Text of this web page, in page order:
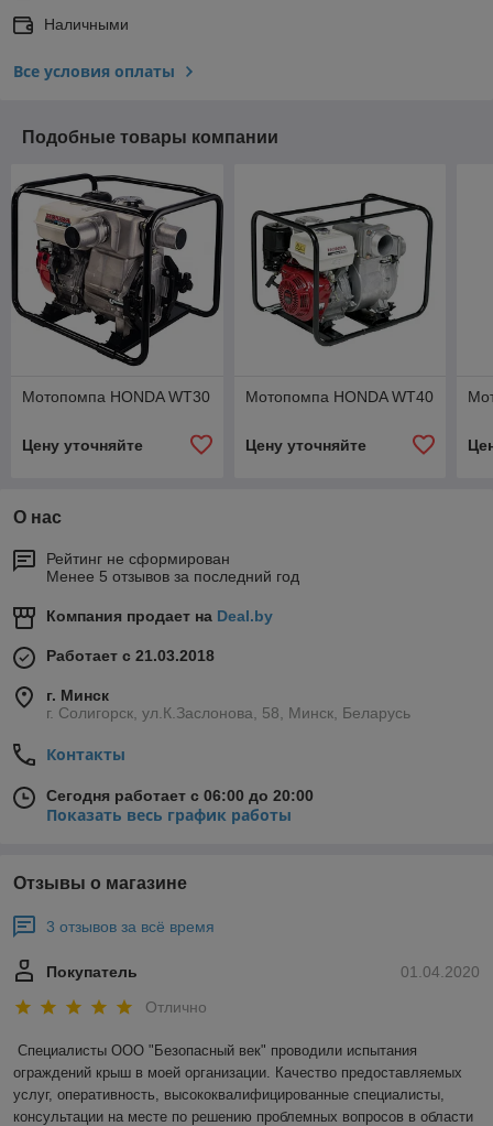
Наличными
Все условия оплаты
Подобные товары компании
Мотопомпа HONDA WT30
Цену уточняйте
Мотопомпа HONDA WT40
Цену уточняйте
О нас
Рейтинг не сформирован
Менее 5 отзывов за последний год
Компания продает на Deal.by
Работает с 21.03.2018
г. Минск
г. Солигорск, ул.К.Заслонова, 58, Минск, Беларусь
Контакты
Сегодня работает с 06:00 до 20:00
Показать весь график работы
Отзывы о магазине
3 отзывов за всё время
01.04.2020
Покупатель
Отлично
Специалисты ООО "Безопасный век" проводили испытания
ограждений крыш в моей организации. Качество предоставляемых
услуг, оперативность, высококвалифицированные специалисты,
консультации на месте по решению проблемных вопросов в области